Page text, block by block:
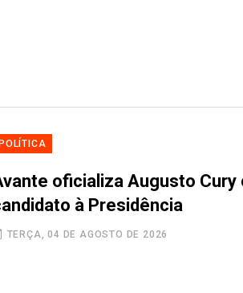
oficializa Augusto Cury
à Presidência
TERÇA, 04 DE AGOSTO DE 2026